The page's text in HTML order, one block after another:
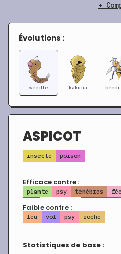
+
Évolutions :
weedle kakuna
ASPICOT
insecte poison
Efficace contre :
plante psy ténèbres fée
Faible contre :
feu vol psy roche
Statistiques de base :